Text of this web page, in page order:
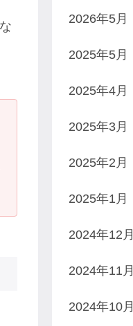
2026年5月
2025年5月
2025年4月
2025年3月
2025年2月
2025年1月
2024年12月
2024年11月
2024年10月